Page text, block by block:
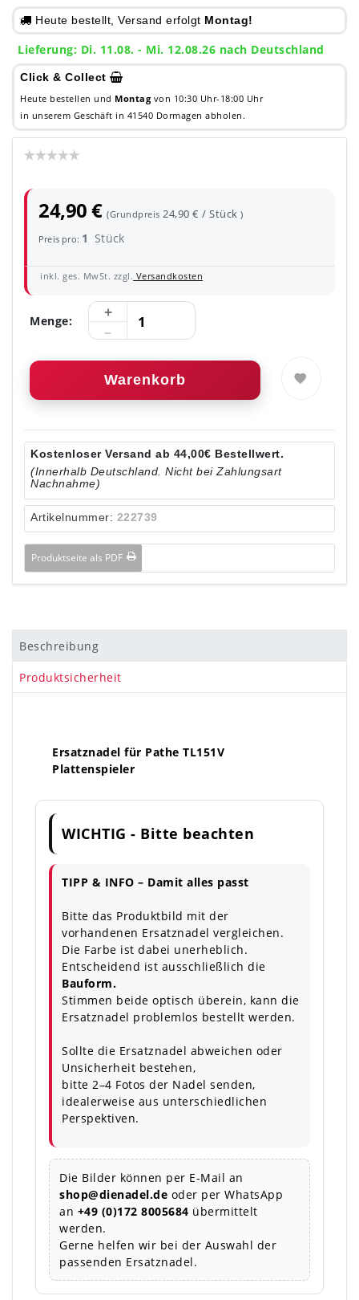
Heute bestellt, Versand erfolgt Montag!
Lieferung: Di. 11.08. - Mi. 12.08.26 nach Deutschland
Click & Collect
Heute bestellen und Montag von 10:30 Uhr-18:00 Uhr
in unserem Geschäft in 41540 Dormagen abholen.
24,90 €(Grundpreis24,90 € / Stück)
Preis pro: 1 Stück
inkl. ges. MwSt. zzgl. Versandkosten
Menge:
Warenkorb
Kostenloser Versand ab 44,00€ Bestellwert.
(Innerhalb Deutschland. Nicht bei Zahlungsart
Nachnahme)
Artikelnummer: 222739
Produktseite als PDF
Beschreibung
Produktsicherheit
Ersatznadel für Pathe TL151V
Plattenspieler
WICHTIG - Bitte beachten
TIPP & INFO – Damit alles passt
Bitte das Produktbild mit der
vorhandenen Ersatznadel vergleichen.
Die Farbe ist dabei unerheblich.
Entscheidend ist ausschließlich die
Bauform.
Stimmen beide optisch überein, kann die
Ersatznadel problemlos bestellt werden.
Sollte die Ersatznadel abweichen oder
Unsicherheit bestehen,
bitte 2–4 Fotos der Nadel senden,
idealerweise aus unterschiedlichen
Perspektiven.
Die Bilder können per E-Mail an
shop@dienadel.de oder per WhatsApp
an +49 (0)172 8005684 übermittelt
werden.
Gerne helfen wir bei der Auswahl der
passenden Ersatznadel.